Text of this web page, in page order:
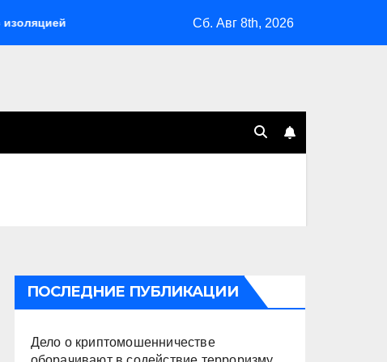
Склады Wildberries горят на Урале, сенат принимает по
Сб. Авг 8th, 2026
ПОСЛЕДНИЕ ПУБЛИКАЦИИ
Дело о криптомошенничестве